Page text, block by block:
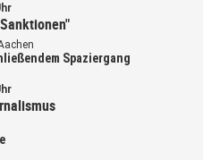
Spaziergang